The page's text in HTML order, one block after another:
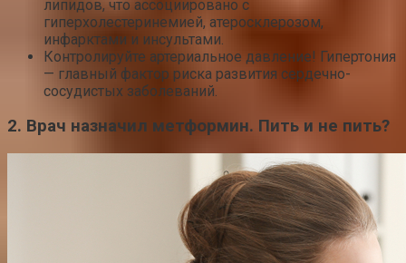
липидов, что ассоциировано с
гиперхолестеринемией, атеросклерозом,
инфарктами и инсультами.
Контролируйте артериальное давление! Гипертония
— главный фактор риска развития сердечно-
сосудистых заболеваний.
2. Врач назначил метформин. Пить и не пить?